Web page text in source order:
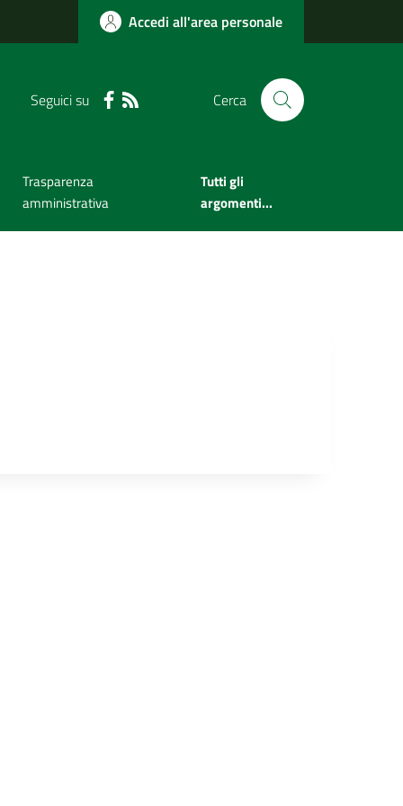
Accedi all'area personale
Seguici su Cerca
Trasparenza
amministrativa
Tutti gli
argomenti...